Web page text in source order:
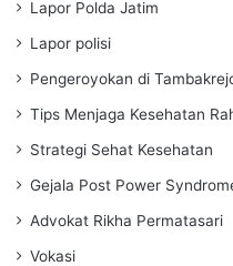
Lapor Polda Jatim
Lapor polisi
Pengeroyokan di
Tips Menjaga Kesehatan
Strategi Sehat Kesehatan
Gejala Post Power
Advokat Rikha Permatasari
Vokasi